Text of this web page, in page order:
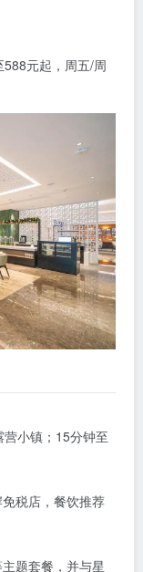
元起，周五/周
小镇；15分钟至
税店，餐饮推荐
题套餐，并与星